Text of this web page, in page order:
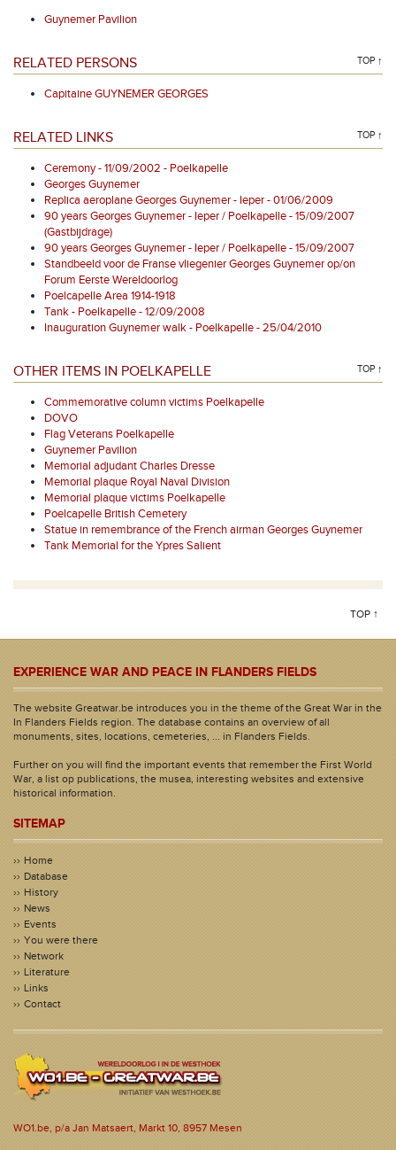
Guynemer Pavilion
RELATED PERSONS TOP ↑
Capitaine GUYNEMER GEORGES
RELATED LINKS TOP ↑
Ceremony - 11/09/2002 - Poelkapelle
Georges Guynemer
Replica aeroplane Georges Guynemer - Ieper - 01/06/2009
90 years Georges Guynemer - Ieper / Poelkapelle - 15/09/2007
(Gastbijdrage)
90 years Georges Guynemer - Ieper / Poelkapelle - 15/09/2007
Standbeeld voor de Franse vliegenier Georges Guynemer op/on
Forum Eerste Wereldoorlog
Poelcapelle Area 1914-1918
Tank - Poelkapelle - 12/09/2008
Inauguration Guynemer walk - Poelkapelle - 25/04/2010
OTHER ITEMS IN POELKAPELLE TOP ↑
Commemorative column victims Poelkapelle
DOVO
Flag Veterans Poelkapelle
Guynemer Pavilion
Memorial adjudant Charles Dresse
Memorial plaque Royal Naval Division
Memorial plaque victims Poelkapelle
Poelcapelle British Cemetery
Statue in remembrance of the French airman Georges Guynemer
Tank Memorial for the Ypres Salient
TOP ↑
EXPERIENCE WAR AND PEACE IN FLANDERS FIELDS
The website Greatwar.be introduces you in the theme of the Great War in the
In Flanders Fields region. The database contains an overview of all
monuments, sites, locations, cemeteries, ... in Flanders Fields.
Further on you will find the important events that remember the First World
War, a list op publications, the musea, interesting websites and extensive
historical information.
SITEMAP
Home
Database
History
News
Events
You were there
Network
Literature
Links
Contact
WO1.be, p/a Jan Matsaert, Markt 10, 8957 Mesen